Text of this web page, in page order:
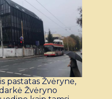
pastatas Žvėryne,
Žvėryno